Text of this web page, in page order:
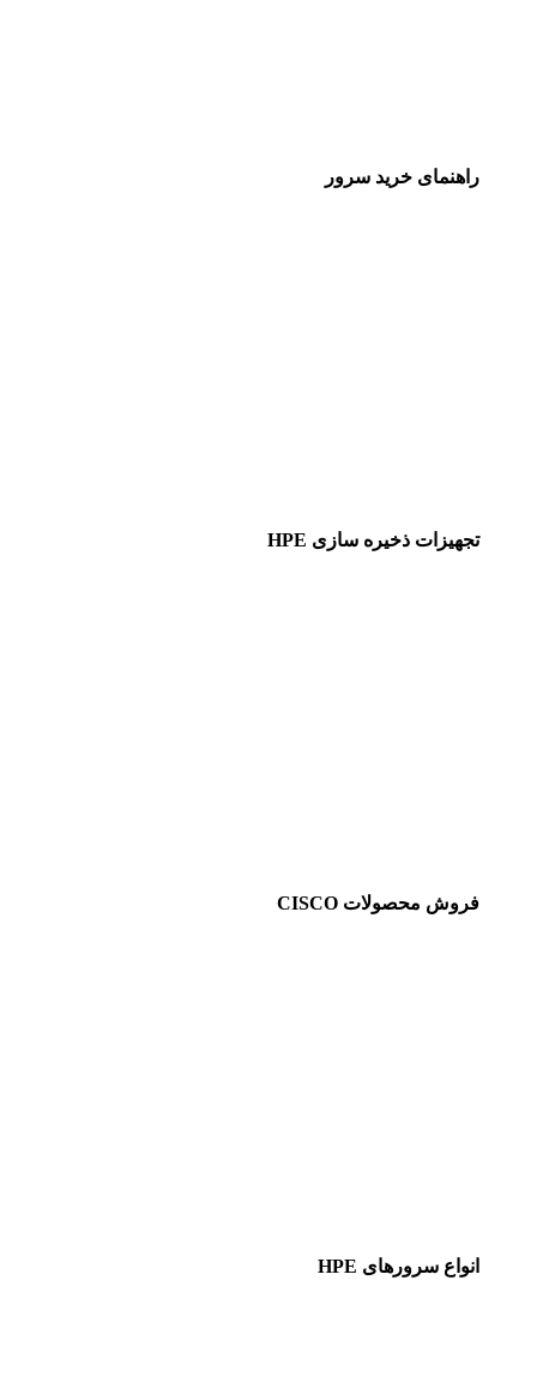
راهنمای خرید سرور
تجهیزات ذخیره سازی HPE
فروش محصولات CISCO
انواع سرورهای HPE